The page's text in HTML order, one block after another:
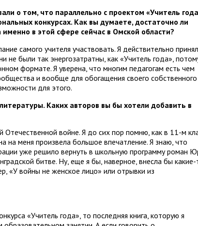
о том, что параллельно с проектом «Учитель
конкурсах. Как вы думаете, достаточно ли
в этой сфере сейчас в Омской области?
самого учителя участвовать. Я действительно
не были так энергозатратны, как «Учитель года»,
формате. Я уверена, что многим педагогам есть чем
и вообще для обогащения своего собственного
для этого.
Каких авторов вы бы хотели добавить в
войне. Я до сих пор помню, как в 11-м
на меня произвела большое впечатление. Я знаю, что
уже решило вернуть в школьную программу роман
битве. Ну, еще я бы, наверное, внесла бы какие-
«У войны не женское лицо» или отрывки из
«Учитель года», то последняя книга, которую я